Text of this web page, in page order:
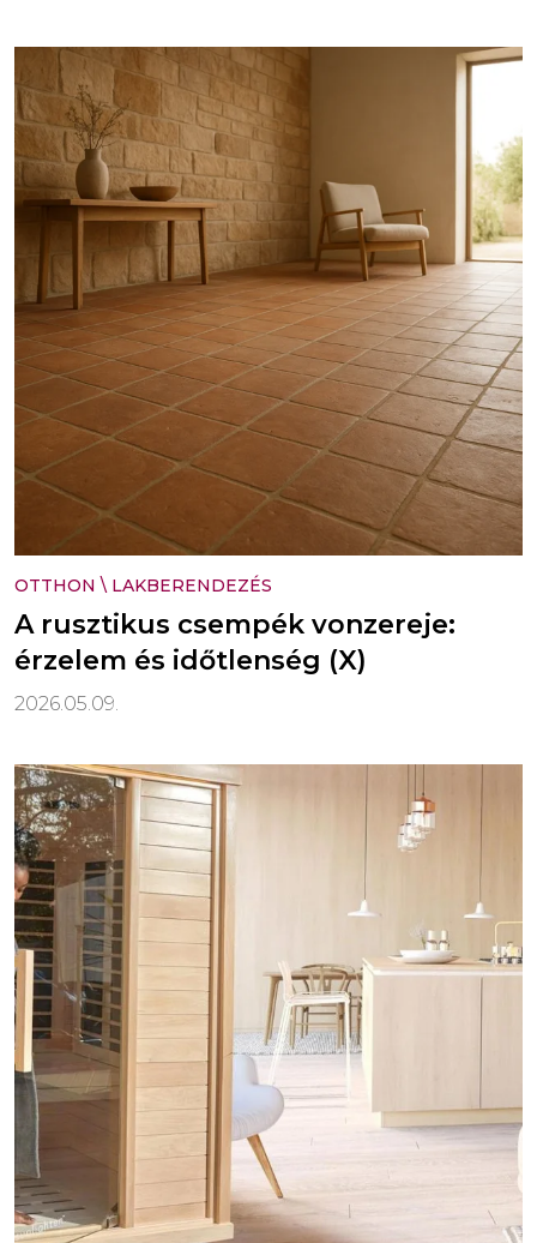
OTTHON \ LAKBERENDEZÉS
A rusztikus csempék vonzereje:
érzelem és időtlenség (X)
2026.05.09.